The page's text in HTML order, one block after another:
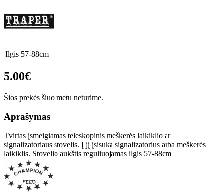
Ilgis 57-88cm
5.00€
Šios prekės šiuo metu neturime.
Aprašymas
Tvirtas įsmeigiamas teleskopinis meškerės laikiklio ar
signalizatoriaus stovelis. Į jį įsisuka signalizatorius arba meškerės
laikiklis. Stovelio aukštis reguliuojamas ilgis 57-88cm